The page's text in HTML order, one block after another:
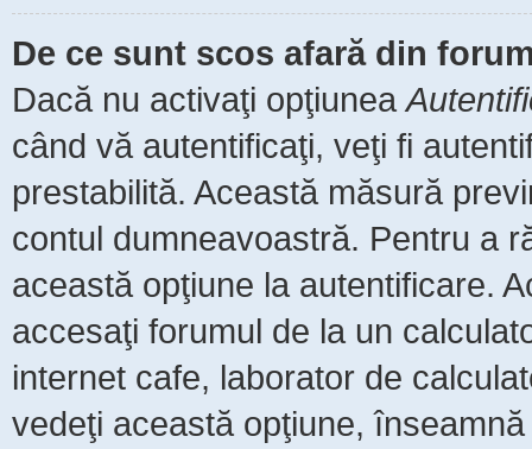
De ce sunt scos afară din
Dacă nu activaţi opţiunea
când vă autentificaţi, veţi fi
prestabilită. Această măsură
contul dumneavoastră. Pentru a
această opţiune la autentificare.
accesaţi forumul de la un
internet cafe, laborator de
vedeţi această opţiune,